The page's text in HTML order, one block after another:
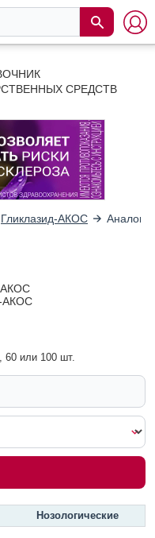
СРЕДСТВ
Гликлазид-АКОС Аналоги
АКОС
АКОС
60 или 100 шт.
Нозологические